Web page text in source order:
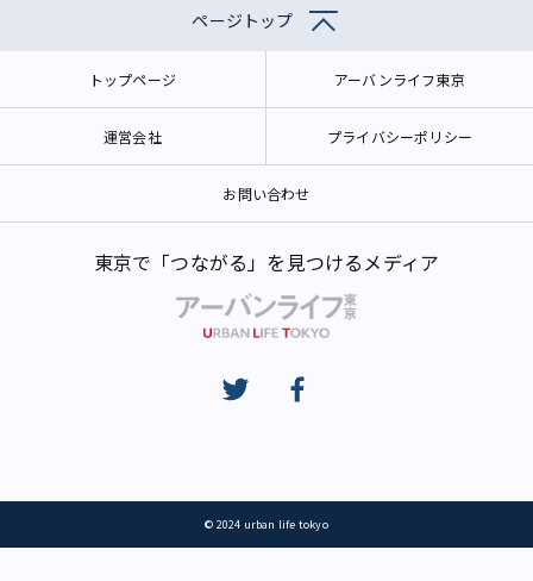
ページトップ
トップページ アーバンライフ東京
運営会社 プライバシーポリシー
お問い合わせ
東京で「つながる」を見つけるメディア
© 2024 urban life tokyo